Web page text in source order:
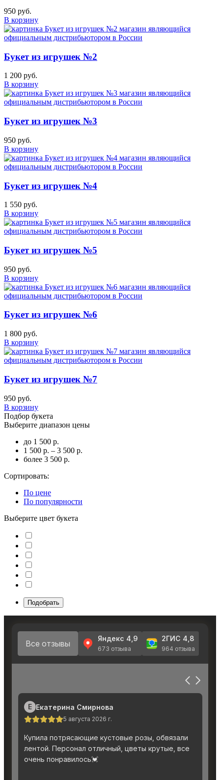
950 руб.
В корзину
Букет из игрушек №2
1 200 руб.
В корзину
Букет из игрушек №3
950 руб.
В корзину
Букет из игрушек №4
1 550 руб.
В корзину
Букет из игрушек №5
950 руб.
В корзину
Букет из игрушек №6
1 800 руб.
В корзину
Букет из игрушек №7
950 руб.
В корзину
Подбор букета
Выберите диапазон цены
до 1 500 р.
1 500 р. – 3 500 р.
более 3 500 р.
Сортировать:
По цене
По популярности
Выберите цвет букета
Подобрать